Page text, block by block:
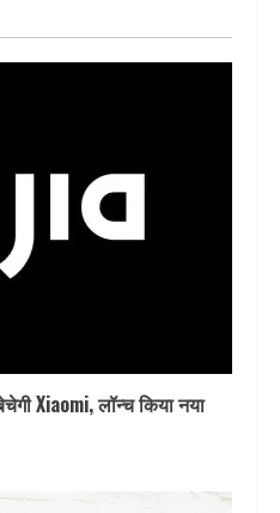
Xiaomi, लॉन्च किया नया